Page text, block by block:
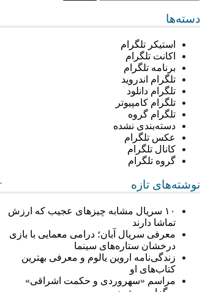
دسته‌ها
استیکر تلگرام
اکانت تلگرام
برنامه تلگرام
تلگرام اندروید
تلگرام دانلود
تلگرام کامپیوتر
تلگرام گروه
دسته‌بندی نشده
عکس تلگرام
کانال تلگرام
گروه تلگرام
نوشته‌های تازه
۱۰ سریال مشابه چیزهای عجیب که ارزش
تماشا دارند
معرفی سریال آبان؛ درامی معمایی با بازی
درخشان ستاره‌های سینما
زندگی‌نامه اروین یالوم و معرفی بهترین
کتاب‌های او
مراسم «سهروردی و حکمت اشراقی»